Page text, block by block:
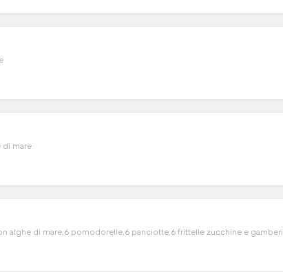
di mare
alghe di mare,6 pomodorelle,6 panciotte,6 frittelle zucchine e gamberi